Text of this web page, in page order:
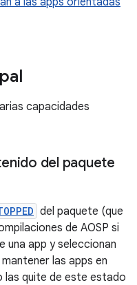
capacidades
del paquete
del paquete (que
de AOSP si
una app y seleccionan
las apps en
las quite de este estado